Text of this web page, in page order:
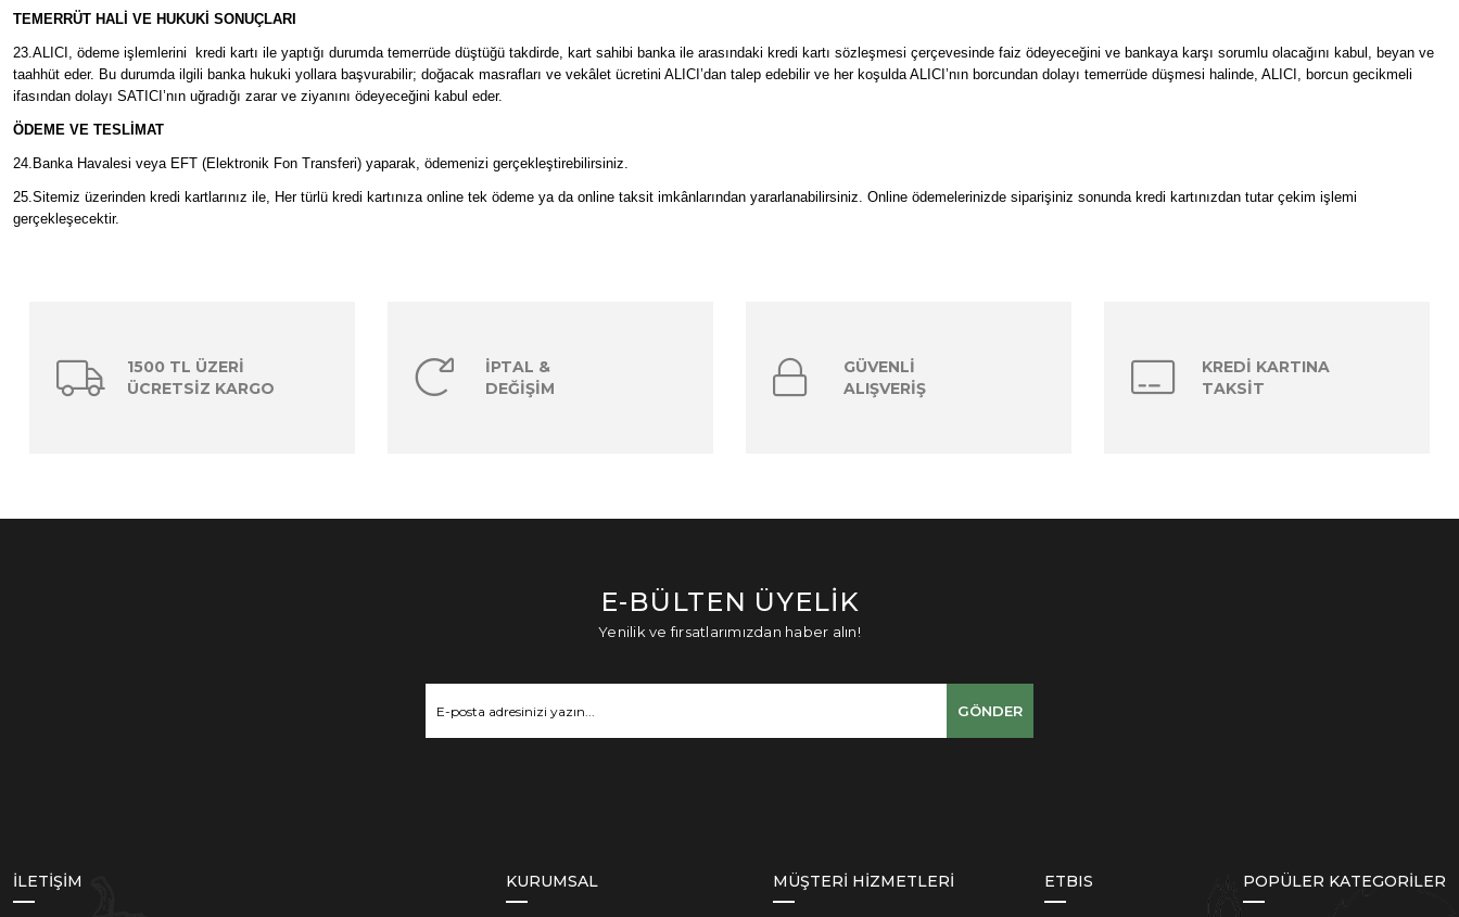
TEMERRÜT HALİ VE HUKUKİ SONUÇLARI
23.ALICI, ödeme işlemlerini kredi kartı ile yaptığı durumda temerrüde düştüğü takdirde, kart sahibi banka ile arasındaki kredi kartı sözleşmesi çerçevesinde faiz ödeyeceğini ve bankaya karşı sorumlu olacağını kabul, beyan ve
taahhüt eder. Bu durumda ilgili banka hukuki yollara başvurabilir; doğacak masrafları ve vekâlet ücretini ALICI’dan talep edebilir ve her koşulda ALICI’nın borcundan dolayı temerrüde düşmesi halinde, ALICI, borcun gecikmeli
ifasından dolayı SATICI’nın uğradığı zarar ve ziyanını ödeyeceğini kabul eder.
ÖDEME VE TESLİMAT
24.Banka Havalesi veya EFT (Elektronik Fon Transferi) yaparak, ödemenizi gerçekleştirebilirsiniz.
25.Sitemiz üzerinden kredi kartlarınız ile, Her türlü kredi kartınıza online tek ödeme ya da online taksit imkânlarından yararlanabilirsiniz. Online ödemelerinizde siparişiniz sonunda kredi kartınızdan tutar çekim işlemi
gerçekleşecektir.
1500 TL ÜZERİ
ÜCRETSİZ KARGO
İPTAL &
DEĞİŞİM
GÜVENLİ
ALIŞVERİŞ
KREDİ KARTINA
TAKSİT
E-BÜLTEN ÜYELİK
Yenilik ve fırsatlarımızdan haber alın!
GÖNDER
İLETİŞİM KURUMSAL MÜŞTERİ HİZMETLERİ ETBIS POPÜLER KATEGORİLER